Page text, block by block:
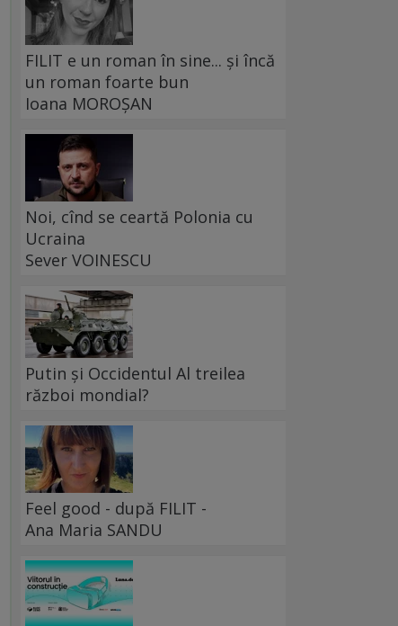
FILIT e un roman în sine... și încă
un roman foarte bun
Ioana MOROȘAN
Noi, cînd se ceartă Polonia cu
Ucraina
Sever VOINESCU
Putin și Occidentul Al treilea
război mondial?
Feel good - după FILIT -
Ana Maria SANDU